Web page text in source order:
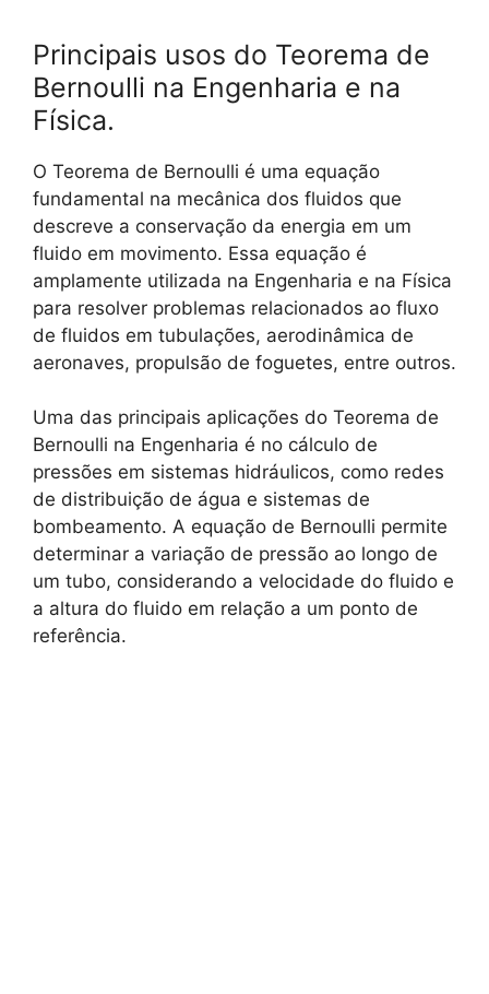
Principais usos do Teorema de
Bernoulli na Engenharia e na
Física.
O Teorema de Bernoulli é uma equação
fundamental na mecânica dos fluidos que
descreve a conservação da energia em um
fluido em movimento. Essa equação é
amplamente utilizada na Engenharia e na Física
para resolver problemas relacionados ao fluxo
de fluidos em tubulações, aerodinâmica de
aeronaves, propulsão de foguetes, entre outros.
Uma das principais aplicações do Teorema de
Bernoulli na Engenharia é no cálculo de
pressões em sistemas hidráulicos, como redes
de distribuição de água e sistemas de
bombeamento. A equação de Bernoulli permite
determinar a variação de pressão ao longo de
um tubo, considerando a velocidade do fluido e
a altura do fluido em relação a um ponto de
referência.